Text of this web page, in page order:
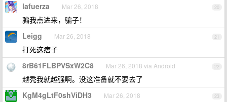
20
lafuerza Mar 26, 2018
骗我点进来，骗子！
21
Leigg Mar 26, 2018
打死这痞子
22
8rB61FLBPVSxW2C8 Mar 26, 2018 via Android
越秃我就越强啊。没这准备就不要去了
23
KgM4gLtF0shViDH3 Mar 26, 2018